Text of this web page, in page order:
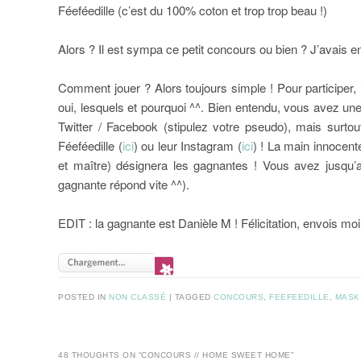
Féeféedille (c’est du 100% coton et trop trop beau !)
Alors ? Il est sympa ce petit concours ou bien ? J’avais
Comment jouer ? Alors toujours simple ! Pour
oui, lesquels et pourquoi ^^. Bien entendu, vous avez
Twitter / Facebook (stipulez votre pseudo), mais
Féeféedille (ici) ou leur Instagram (ici) ! La main
et maître) désignera les gagnantes ! Vous avez
gagnante répond vite ^^).
EDIT : la gagnante est Danièle M ! Félicitation, envois
POSTED IN NON CLASSÉ | TAGGEDCONCOURS FEEFEEDILLE
48 THOUGHTS ON “CONCOURS // HOME SWEET HOME”